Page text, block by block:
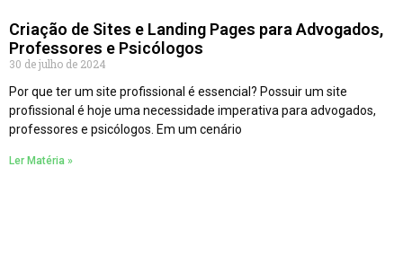
Criação de Sites e Landing Pages para Advogados,
Professores e Psicólogos
30 de julho de 2024
Por que ter um site profissional é essencial? Possuir um site
profissional é hoje uma necessidade imperativa para advogados,
professores e psicólogos. Em um cenário
Ler Matéria »